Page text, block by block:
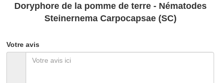
Doryphore de la pomme de terre - Nématodes
Steinernema Carpocapsae (SC)
Votre avis